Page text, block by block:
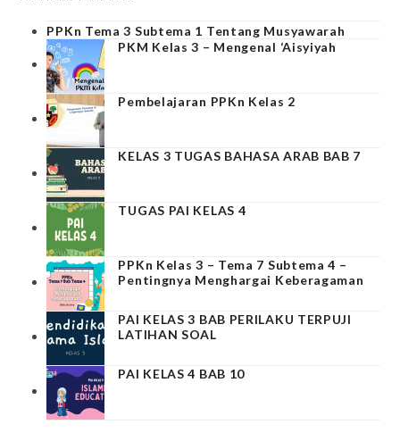
PPKn Tema 3 Subtema 1 Tentang Musyawarah
PKM Kelas 3 – Mengenal ‘Aisyiyah
Pembelajaran PPKn Kelas 2
KELAS 3 TUGAS BAHASA ARAB BAB 7
TUGAS PAI KELAS 4
PPKn Kelas 3 – Tema 7 Subtema 4 –
Pentingnya Menghargai Keberagaman
PAI KELAS 3 BAB PERILAKU TERPUJI
LATIHAN SOAL
PAI KELAS 4 BAB 10